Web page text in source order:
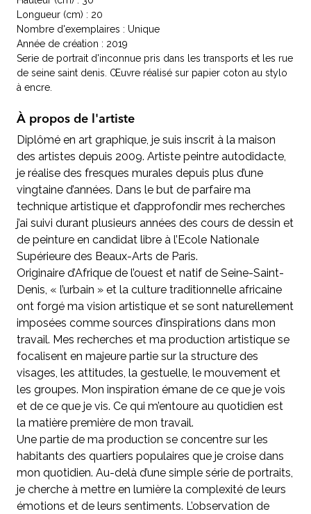
Longueur (cm) : 20
Nombre d'exemplaires : Unique
Année de création : 2019
Serie de portrait d'inconnue pris dans les transports et les rue
de seine saint denis. Œuvre réalisé sur papier coton au stylo
à encre.
À propos de l'artiste
Diplômé en art graphique, je suis inscrit à la maison
des artistes depuis 2009. Artiste peintre autodidacte,
je réalise des fresques murales depuis plus d’une
vingtaine d’années. Dans le but de parfaire ma
technique artistique et d’approfondir mes recherches
j’ai suivi durant plusieurs années des cours de dessin et
de peinture en candidat libre à l’Ecole Nationale
Supérieure des Beaux-Arts de Paris.
Originaire d’Afrique de l’ouest et natif de Seine-Saint-
Denis, « l’urbain » et la culture traditionnelle africaine
ont forgé ma vision artistique et se sont naturellement
imposées comme sources d’inspirations dans mon
travail. Mes recherches et ma production artistique se
focalisent en majeure partie sur la structure des
visages, les attitudes, la gestuelle, le mouvement et
les groupes. Mon inspiration émane de ce que je vois
et de ce que je vis. Ce qui m’entoure au quotidien est
la matière première de mon travail.
Une partie de ma production se concentre sur les
habitants des quartiers populaires que je croise dans
mon quotidien. Au-delà d’une simple série de portraits,
je cherche à mettre en lumière la complexité de leurs
émotions et de leurs sentiments. L’observation de